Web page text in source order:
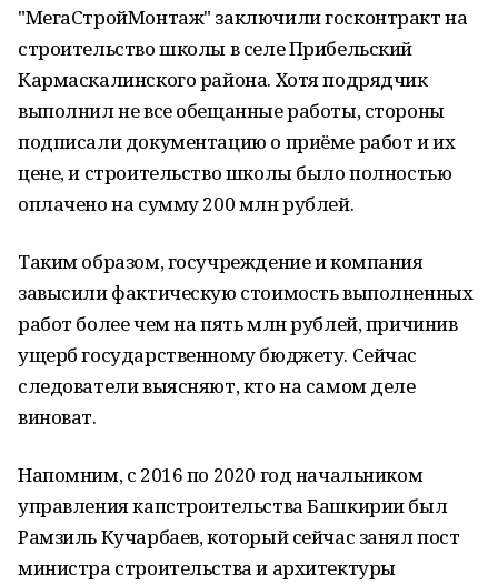
"МегаСтройМонтаж" заключили госконтракт на
строительство школы в селе Прибельский
Кармаскалинского района. Хотя подрядчик
выполнил не все обещанные работы, стороны
подписали документацию о приёме работ и их
цене, и строительство школы было полностью
оплачено на сумму 200 млн рублей.
Таким образом, госучреждение и компания
завысили фактическую стоимость выполненных
работ более чем на пять млн рублей, причинив
ущерб государственному бюджету. Сейчас
следователи выясняют, кто на самом деле
виноват.
Напомним, с 2016 по 2020 год начальником
управления капстроительства Башкирии был
Рамзиль Кучарбаев, который сейчас занял пост
министра строительства и архитектуры